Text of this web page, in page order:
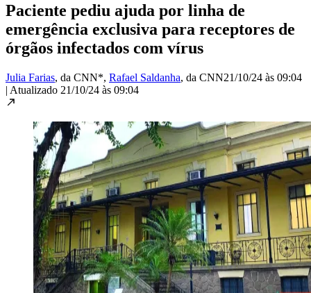
Paciente pediu ajuda por linha de
emergência exclusiva para receptores de
órgãos infectados com vírus
Julia Farias, da CNN*, Rafael Saldanha, da CNN21/10/24 às 09:04
| Atualizado 21/10/24 às 09:04